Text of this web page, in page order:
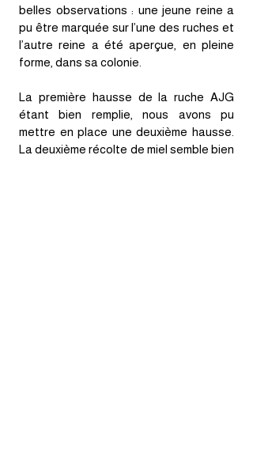
belles observations : une jeune reine a
pu être marquée sur l’une des ruches et
l’autre reine a été aperçue, en pleine
forme, dans sa colonie.
La première hausse de la ruche AJG
étant bien remplie, nous avons pu
mettre en place une deuxième hausse.
La deuxième récolte de miel semble bien